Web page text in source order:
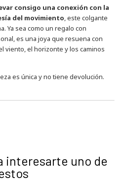
consigo una conexión con la
del movimiento, este colgante
Ya sea como un regalo con
es una joya que resuena con
viento, el horizonte y los caminos
es única y no tiene devolución.
interesarte uno de